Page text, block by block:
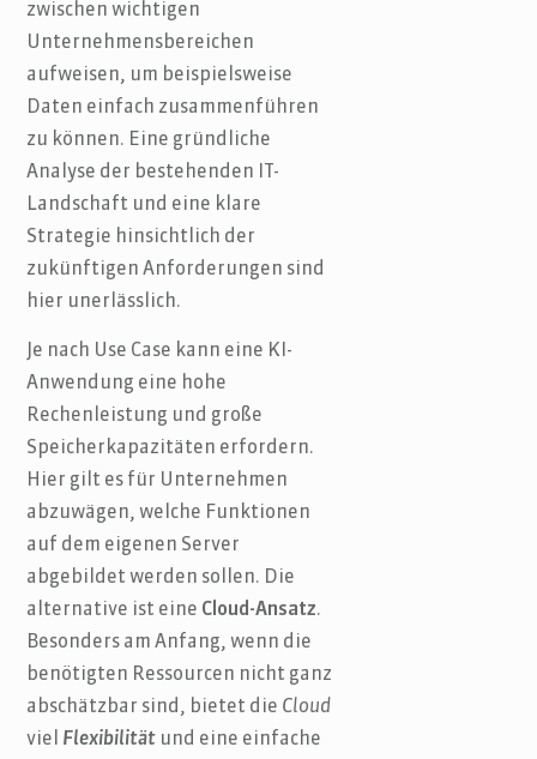
zwischen wichtigen
Unternehmensbereichen
aufweisen, um beispielsweise
Daten einfach zusammenführen
zu können. Eine gründliche
Analyse der bestehenden IT-
Landschaft und eine klare
Strategie hinsichtlich der
zukünftigen Anforderungen sind
hier unerlässlich.
Je nach Use Case kann eine KI-
Anwendung eine hohe
Rechenleistung und große
Speicherkapazitäten erfordern.
Hier gilt es für Unternehmen
abzuwägen, welche Funktionen
auf dem eigenen Server
abgebildet werden sollen. Die
alternative ist eine Cloud-Ansatz.
Besonders am Anfang, wenn die
benötigten Ressourcen nicht ganz
abschätzbar sind, bietet die Cloud
viel Flexibilität und eine einfache